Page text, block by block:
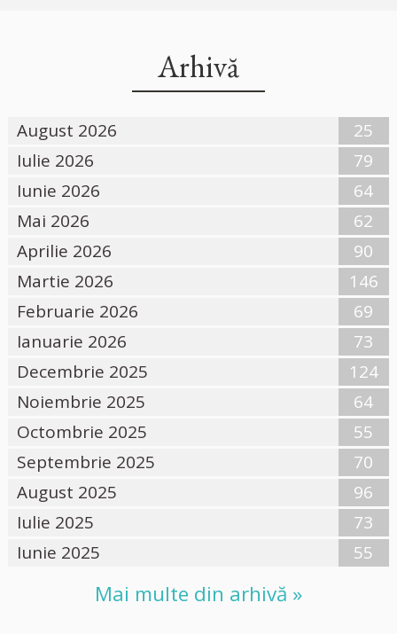
Arhivă
August 2026
25
Iulie 2026
79
Iunie 2026
64
Mai 2026
62
Aprilie 2026
90
Martie 2026
146
Februarie 2026
69
Ianuarie 2026
73
Decembrie 2025
124
Noiembrie 2025
64
Octombrie 2025
55
Septembrie 2025
70
August 2025
96
Iulie 2025
73
Iunie 2025
55
Mai multe din arhivă »